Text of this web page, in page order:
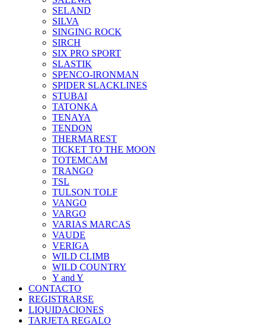
SELAND
SILVA
SINGING ROCK
SIRCH
SIX PRO SPORT
SLASTIK
SPENCO-IRONMAN
SPIDER SLACKLINES
STUBAI
TATONKA
TENAYA
TENDON
THERMAREST
TICKET TO THE MOON
TOTEMCAM
TRANGO
TSL
TULSON TOLF
VANGO
VARGO
VARIAS MARCAS
VAUDE
VERIGA
WILD CLIMB
WILD COUNTRY
Y and Y
CONTACTO
REGISTRARSE
LIQUIDACIONES
TARJETA REGALO